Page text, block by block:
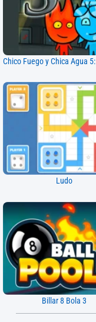
Ludo
Billar 8 Bola 3